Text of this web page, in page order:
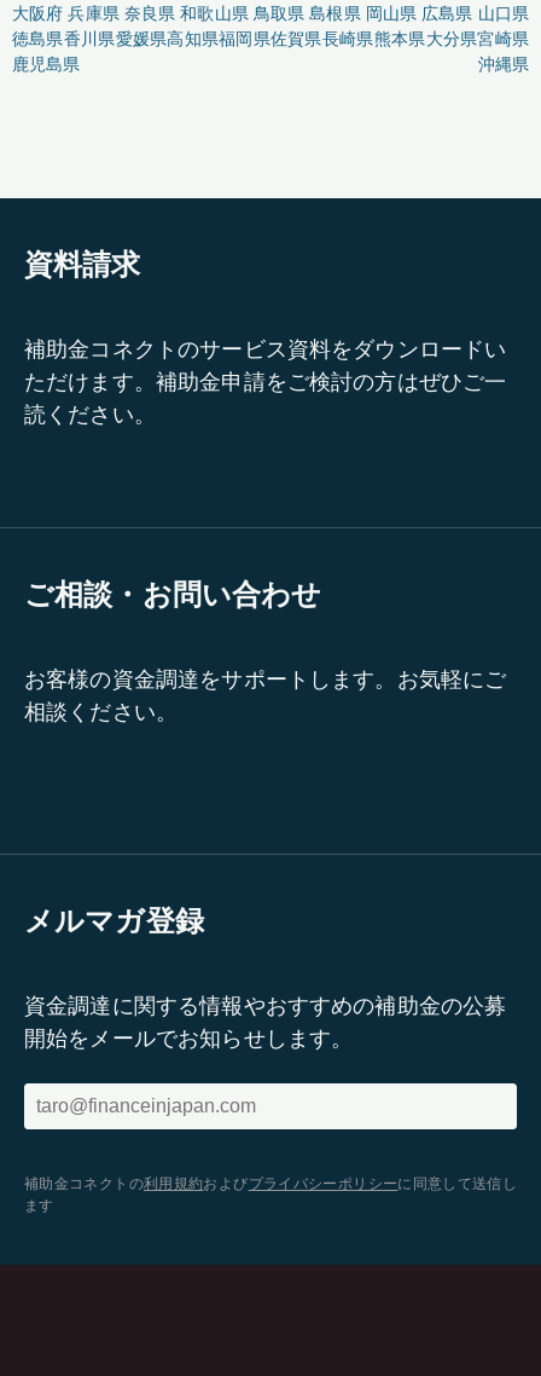
大阪府 兵庫県 奈良県 和歌山県 鳥取県 島根県 岡山県 広島県 山口県
徳島県香川県愛媛県高知県福岡県佐賀県長崎県熊本県大分県宮崎県
鹿児島県
沖縄県
資料請求
補助金コネクトのサービス資料をダウンロードい
ただけます。補助金申請をご検討の方はぜひご一
読ください。
ご相談・お問い合わせ
お客様の資金調達をサポートします。お気軽にご
相談ください。
メルマガ登録
資金調達に関する情報やおすすめの補助金の公募
開始をメールでお知らせします。
補助金コネクトの利用規約およびプライバシーポリシーに同意して送信し
ます